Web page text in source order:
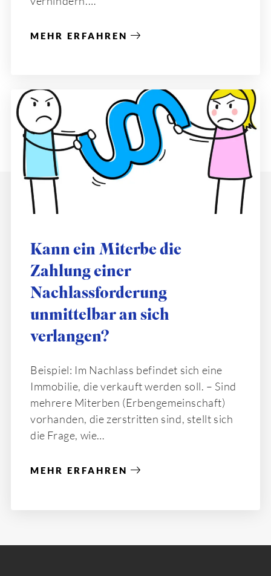
MEHR ERFAHREN
Kann ein Miterbe die
Zahlung einer
Nachlassforderung
unmittelbar an sich
verlangen?
Beispiel: Im Nachlass befindet sich eine
Immobilie, die verkauft werden soll. – Sind
mehrere Miterben (Erbengemeinschaft)
vorhanden, die zerstritten sind, stellt sich
die Frage, wie
MEHR ERFAHREN